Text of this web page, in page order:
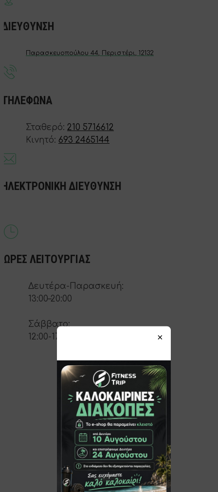
ΔΙΕΥΘΥΝΣΗ
Παρασκευοπούλου 44, Περιστέρι, 12132
ΤΗΛΕΦΩΝΑ
Σταθερό: 210 5716612
Κινητό: 693 2465144
ΗΛΕΚΤΡΟΝΙΚΗ ΔΙΕΥΘΥΝΣΗ
ΩΡΕΣ ΛΕΙΤΟΥΡΓΙΑΣ
Δευτέρα-Παρασκευή:
13:00–20:00
Σάββατο:
12:00-17:00
×